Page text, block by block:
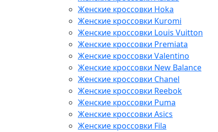
Женские кроссовки Hoka
Женские кроссовки Kuromi
Женские кроссовки Louis Vuitton
Женские кроссовки Premiata
Женские кроссовки Valentino
Женские кроссовки New Balance
Женские кроссовки Chanel
Женские кроссовки Reebok
Женские кроссовки Puma
Женские кроссовки Asics
Женские кроссовки Fila